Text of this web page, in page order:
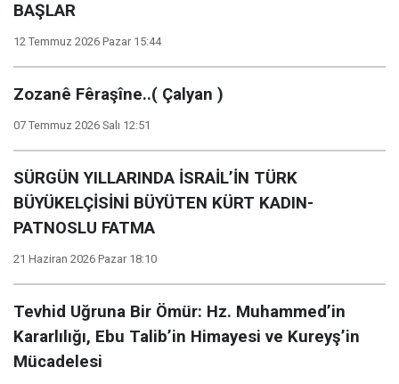
BAŞLAR
12 Temmuz 2026 Pazar 15:44
Zozanê Fêraşîne..( Çalyan )
07 Temmuz 2026 Salı 12:51
SÜRGÜN YILLARINDA İSRAİL’İN TÜRK
BÜYÜKELÇİSİNİ BÜYÜTEN KÜRT KADIN-
PATNOSLU FATMA
21 Haziran 2026 Pazar 18:10
Tevhid Uğruna Bir Ömür: Hz. Muhammed’in
Kararlılığı, Ebu Talib’in Himayesi ve Kureyş’in
Mücadelesi